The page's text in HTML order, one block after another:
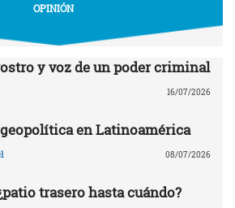
OPINIÓN
y voz de un poder criminal
16/07/2026
en Latinoamérica
08/07/2026
trasero hasta cuándo?